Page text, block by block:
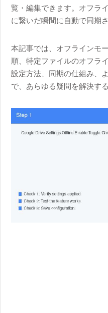
覧・編集できます。オフラ
に繋いだ瞬間に自動で同期さ
本記事では、オフラインモ
順、特定ファイルのオフラ
設定方法、同期の仕組み、
で、あらゆる疑問を解決す